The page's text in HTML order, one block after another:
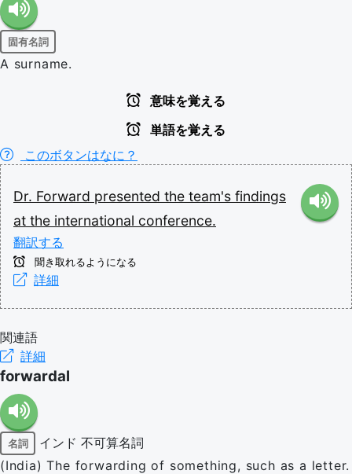
固有名詞
A surname.
意味を覚える
単語を覚える
このボタンはなに？
Dr. Forward presented the team's findings
at the international conference.
翻訳する
聞き取れるようになる
詳細
関連語
詳細
forwardal
名詞 インド 不可算名詞
(India) The forwarding of something, such as a letter.